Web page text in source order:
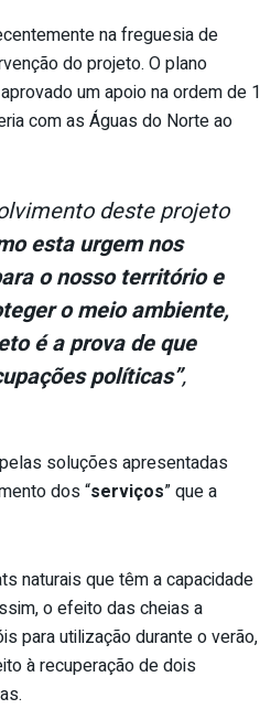
na freguesia de
do projeto. O plano
um apoio na ordem de 1
com as Águas do Norte ao
deste projeto
esta urgem nos
o nosso território e
o meio ambiente,
é a prova de que
políticas”,
soluções apresentadas
dos “serviços” que a
naturais que têm a capacidade
o efeito das cheias a
para utilização durante o verão,
à recuperação de dois